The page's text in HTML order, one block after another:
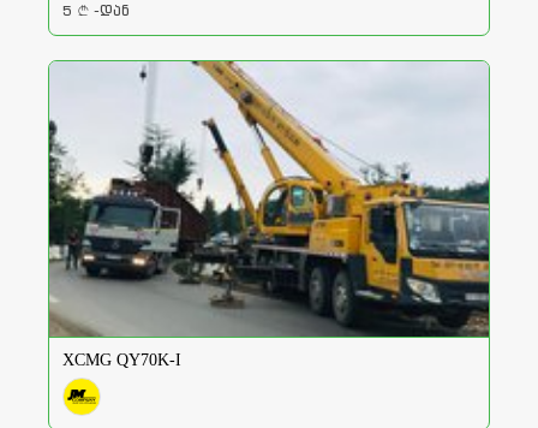
5 a -დან
XCMG QY70K-I